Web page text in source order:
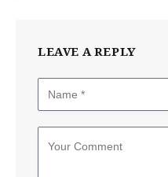
LEAVE A REPLY